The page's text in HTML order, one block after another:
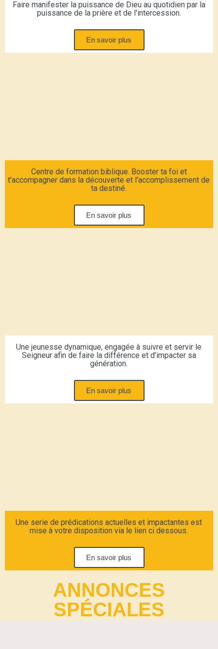
Faire manifester la puissance de Dieu au quotidien par la
puissance de la prière et de l'intercession.
En savoir plus
Centre de formation biblique. Booster ta foi et
t'accompagner dans la découverte et l'accomplissement de
ta destiné.
En savoir plus
Une jeunesse dynamique, engagée à suivre et servir le
Seigneur afin de faire la différence et d’impacter sa
génération.
En savoir plus
Une serie de prédications actuelles et impactantes est
mise à votre disposition via le lien ci dessous.
En savoir plus
ANNONCES
SPÉCIALES